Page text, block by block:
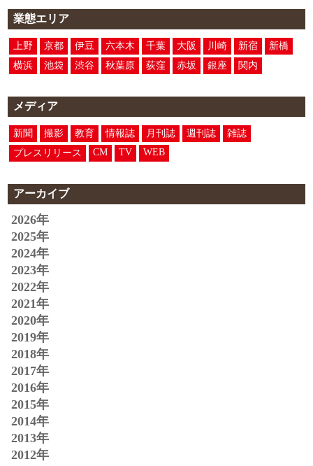
業態エリア
上野 京都 伊豆 六本木 千葉 大阪 川崎 新宿
新橋
横浜
池袋 渋谷 秋葉原 荻窪 赤坂 銀座 関内
メディア
新聞 撮影 教育 情報誌 月刊誌 週刊誌
雑誌
プレスリリース
CM TV WEB
アーカイブ
2026年
2025年
2024年
2023年
2022年
2021年
2020年
2019年
2018年
2017年
2016年
2015年
2014年
2013年
2012年